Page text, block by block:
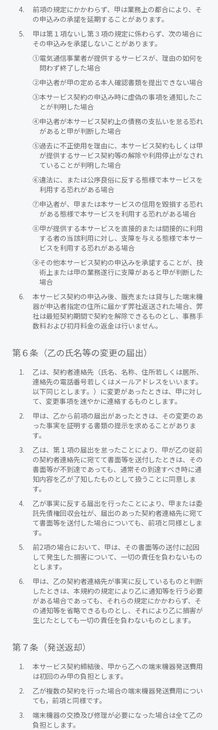
前項の規定にかかわらず、甲は業務上の都合により、そ
の申込みの承諾を延期することがあります。
甲は第１項ないし第３項の規定に係わらず、次の場合に
その申込みを承諾しないことがあります。
①電気通信事業者が提供するサービスが、理由の如何を
問わず終了した場合
②申込者が甲の定める本人確認書類を提出できない場合
③本サービス契約の申込み時に虚偽の事項を通知したこ
とが判明した場合
④申込者が本サービス契約上の債務の支払いを怠る恐れ
があると甲が判断した場合
⑤過去に不正使用を理由に、本サービス契約もしくは甲
が提供するサービス契約等の解除や利用停止がなされ
ていることが判明した場合
⑥違法に、または公序良俗に反する態様で本サービスを
利用する恐れがある場合
⑦申込者が、甲または本サービスの信用を毀損する恐れ
がある態様で本サービスを利用する恐れがある場合
⑧甲が提供する本サービスを直接的または間接的に利用
する者の当該利用に対し、支障を与える態様で本サー
ビスを利用する恐れがある場合
⑨その他本サービス契約の申込みを承諾することが、技
術上または甲の業務遂行に支障があると甲が判断した
場合
本サービス契約の申込み後、販売または貸与した端末機
器が申込者指定の住所に届かず弊社返送された場合、弊
社は最短契約期間で契約を解除できるものとし、事務手
数料および初月料金の返金は行いません。
第６条（乙の氏名等の変更の届出）
乙は、契約者連絡先（氏名、名称、住所若しくは居所、
連絡先の電話番号若しくはメールアドレスをいいます。
以下同じとします。）に変更があったときは、甲に対し
て、変更事項を速やかに連絡するものとします。
甲は、乙から前項の届出があったときは、その変更のあ
った事実を証明する書類の提示を求めることがありま
す。
乙は、第１項の届出を怠ったことにより、甲が乙の従前
の契約者連絡先に宛てて書面等を送付したときは、その
書面等が不到達であっても、通常その到達すべき時に通
知内容を乙が了知したものとして扱うことに同意しま
す。
乙が事実に反する届出を行ったことにより、甲または委
託先債権回収会社が、届出のあった契約者連絡先に宛て
て書面等を送付した場合についても、前項と同様としま
す。
前2項の場合において、甲は、その書面等の送付に起因
して発生した損害について、一切の責任を負わないもの
とします。
甲は、乙の契約者連絡先が事実に反しているものと判断
したときは、本規約の規定により乙に通知等を行う必要
がある場合であっても、それらの規定にかかわらず、そ
の通知等を省略できるものとし、それにより乙に損害が
生じたとしても一切の責任を負わないものとします。
第７条（発送返却）
本サービス契約締結後、甲から乙への端末機器発送費用
は初回のみ甲の負担とします。
乙が複数の契約を行った場合の端末機器発送費用につい
ても，前項と同様です。
端末機器の交換及び修理が必要になった場合は全て乙の
負担とします。